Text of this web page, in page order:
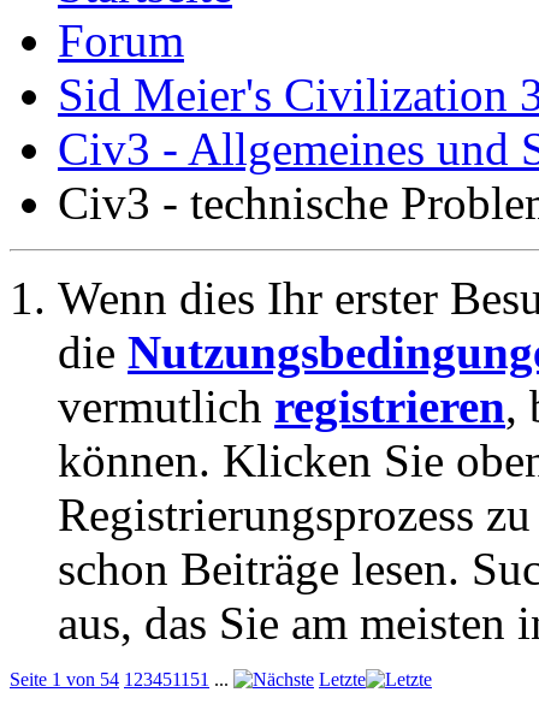
Forum
Sid Meier's Civilization
Civ3 - Allgemeines und
Civ3 - technische
Wenn dies Ihr erster
die
vermutlich registrieren,
können. Klicken Sie
Registrierungsprozess
schon Beiträge lesen.
aus, das Sie am meisten
Seite 1 von 54 1 234511 51 ... Letzte